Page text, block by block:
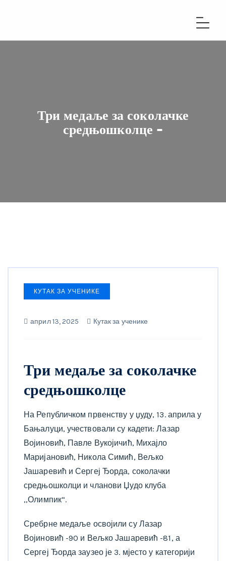
Три медаље за соколачке
средњошколце -
КУТАК ЗА УЧЕНИКЕ
април 13, 2025 Кутак за ученике
Три медаље за соколачке
средњошколце
На Републичком првенству у џуду, 13. априла у
Бањалуци, учествовали су кадети: Лазар
Војиновић, Павле Вукојичић, Михајло
Маријановић, Никола Симић, Вељко
Јашаревић и Сергеј Ђорда, соколачки
средњошколци и чланови Џудо клуба
,,Олимпик“.
Сребрне медаље освојили су Лазар
Војиновић -90 и Вељко Јашаревић -81, а
Сергеј Ђорда заузео је 3. мјесто у категорији